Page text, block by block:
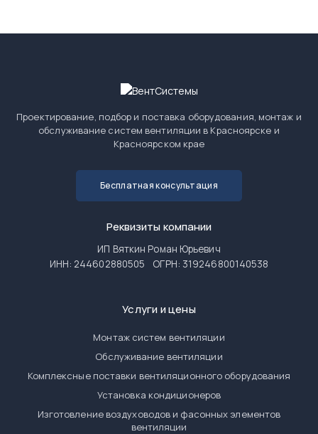
Проектирование, подбор и поставка оборудования, монтаж и
обслуживание систем вентиляции в Красноярске и
Красноярском крае
Бесплатная консультация
Реквизиты компании
ИП Вяткин Роман Юрьевич
ИНН: 244602880505
ОГРН: 319246800140538
Услуги и цены
Монтаж систем вентиляции
Обслуживание вентиляции
Комплексные поставки вентиляционного оборудования
Установка кондиционеров
Изготовление воздуховодов и фасонных элементов
вентиляции